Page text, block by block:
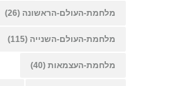
מלחמת-העולם-הראשונה (26)
מלחמת-העולם-השנייה (115)
מלחמת-העצמאות (40)